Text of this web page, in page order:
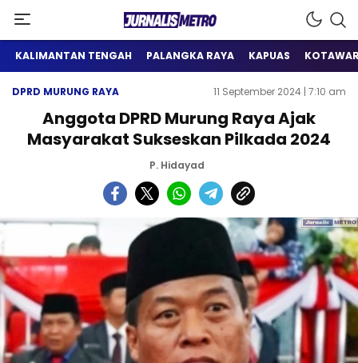
Jurnalis Metro
Satu Wadah Informasi
KALIMANTAN TENGAH PALANGKA RAYA KAPUAS
DPRD MURUNG RAYA 11 September 2024 | 7:10 am
Anggota DPRD Murung Raya Ajak
Masyarakat Sukseskan Pilkada 2024
P. Hidayad